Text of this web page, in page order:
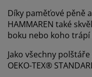
Díky paměťové pěně
HAMMAREN také
boku nebo koho
Jako všechny polštáře
OEKO-TEX®